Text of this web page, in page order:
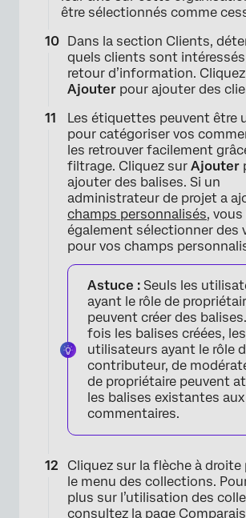
être sélectionnés comme
Dans la section Clients,
quels clients sont
retour d’information.
Ajouter pour ajouter des
Les étiquettes peuvent être
pour catégoriser vos
les retrouver facilement
filtrage. Cliquez sur Ajouter
ajouter des balises. Si un
administrateur de projet a
champs personnalisés,
également sélectionner des
pour vos champs
Astuce : Seuls les
ayant le rôle de
peuvent créer des
fois les balises créées, les
utilisateurs ayant le rôle
contributeur, de
de propriétaire peuvent
les balises existantes aux
commentaires.
Cliquez sur la flèche à droite
le menu des collections.
plus sur l’utilisation des
consultez la page